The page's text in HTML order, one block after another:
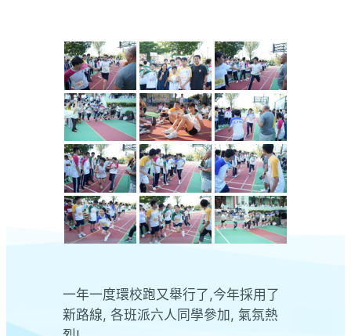
榮譽榜
一年一度環校跑又舉行了,今年採用了
新路線, 各班派六人同學參加, 氣氛熱